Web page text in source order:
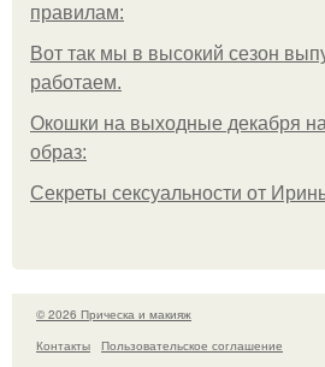
правилам:
Вот так мы в высокий сезон
работаем.
Окошки на выходные декабря
образ:
Секреты сексуальности от
© 2026 Прическа и макияж
Контакты
Пользовательское соглашение